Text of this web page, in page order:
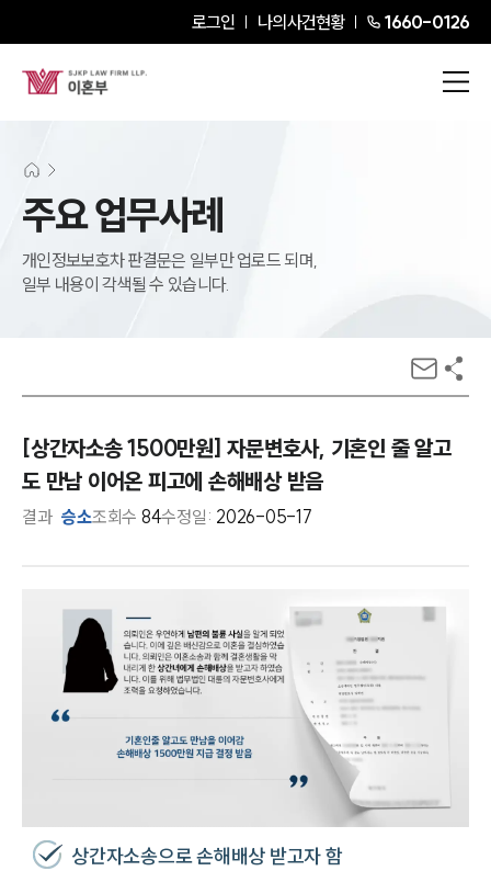
로그인 나의사건현황 1660-0126
주요 업무사례
개인정보보호차 판결문은 일부만 업로드 되며,
일부 내용이 각색될 수 있습니다.
[상간자소송 1500만원] 자문변호사, 기혼인 줄 알고
도 만남 이어온 피고에 손해배상 받음
결과 승소조회수 84수정일: 2026-05-17
상간자소송으로 손해배상 받고자 함